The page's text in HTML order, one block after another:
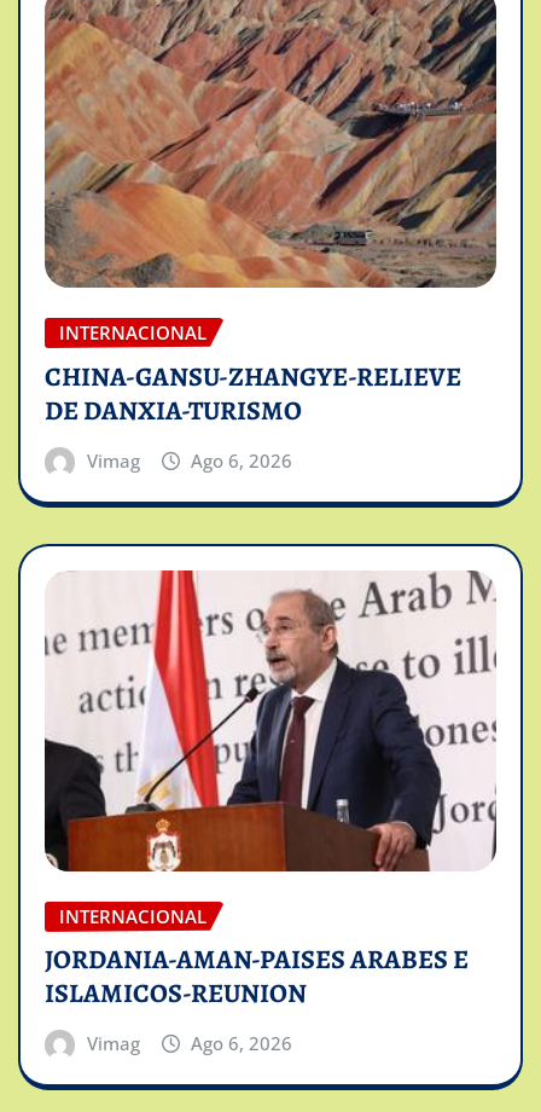
INTERNACIONAL
CHINA-GANSU-ZHANGYE-RELIEVE
DE DANXIA-TURISMO
Vimag Ago 6, 2026
INTERNACIONAL
JORDANIA-AMAN-PAISES ARABES E
ISLAMICOS-REUNION
Vimag Ago 6, 2026